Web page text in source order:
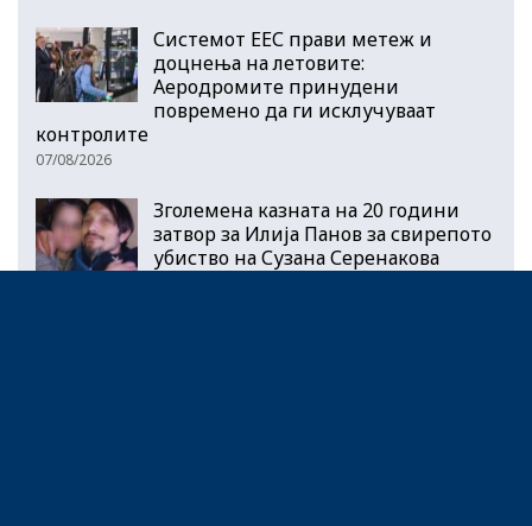
Системот ЕЕС прави метеж и
доцнења на летовите:
Аеродромите принудени
повремено да ги исклучуваат
контролите
07/08/2026
Зголемена казната на 20 години
затвор за Илија Панов за свирепото
убиство на Сузана Серенакова